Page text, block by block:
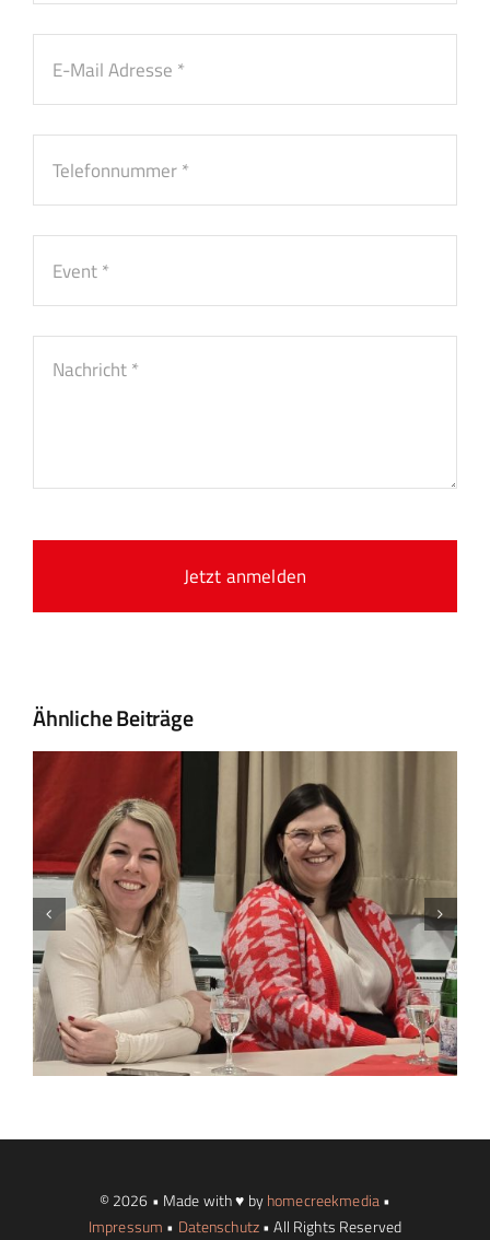
Jetzt anmelden
Ähnliche Beiträge
© 2026 • Made with ♥ byhomecreekmedia•
Impressum • Datenschutz• All Rights Reserved